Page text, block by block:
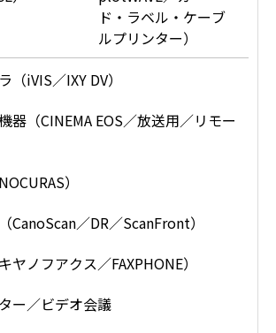
ド・ラベル・ケーブ
ルプリンター）
（iVIS／IXY DV）
器（CINEMA EOS／放送用／リモー
）
CanoScan／DR／ScanFront）
ヤノフアクス／FAXPHONE）
ー／ビデオ会議